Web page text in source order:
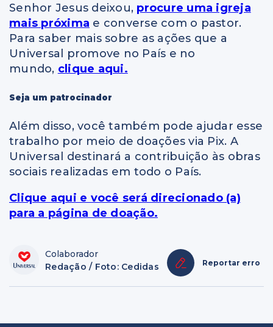
Senhor Jesus deixou, procure uma igreja
mais próxima e converse com o pastor.
Para saber mais sobre as ações que a
Universal promove no País e no
mundo, clique aqui.
Seja um patrocinador
Além disso, você também pode ajudar esse
trabalho por meio de doações via Pix. A
Universal destinará a contribuição às obras
sociais realizadas em todo o País.
Clique aqui e você será direcionado (a)
para a página de doação.
Colaborador
Redação / Foto: Cedidas
Reportar erro